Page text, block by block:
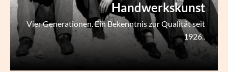
Handwerkskunst
Vier Generationen. Ein Bekenntnis zur Qualität seit
1926..